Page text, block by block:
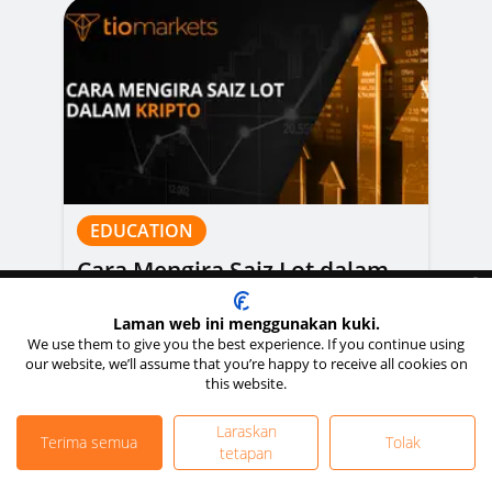
EDUCATION
Cara Mengira Saiz Lot dalam
membawa risiko tinggi kehilangan wang dengan cepat akibat leveraj.
Laman web ini menggunakan kuki.
We use them to give you the best experience. If you continue using
our website, we’ll assume that you’re happy to receive all cookies on
this website.
Terima semua
Laraskan
tetapan
Tolak